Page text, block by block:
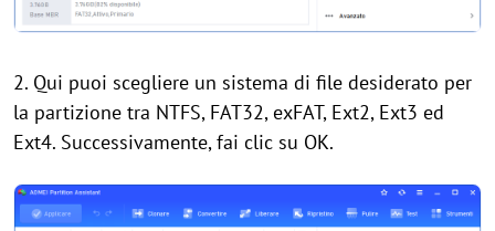
2. Qui puoi scegliere un sistema di file desiderato per
la partizione tra NTFS, FAT32, exFAT, Ext2, Ext3 ed
Ext4. Successivamente, fai clic su OK.